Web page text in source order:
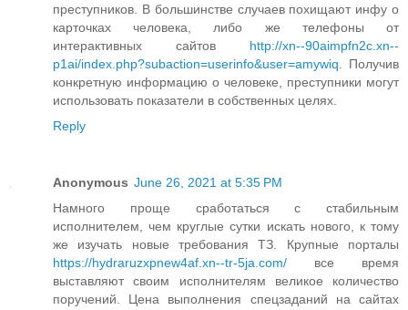
преступников. В большинстве случаев похищают инфу о
карточках человека, либо же телефоны от
интерактивных сайтов http://xn--90aimpfn2c.xn--
p1ai/index.php?subaction=userinfo&user=amywiq . Получив
конкретную информацию о человеке, преступники могут
использовать показатели в собственных целях.
Reply
Anonymous June 26, 2021 at 5:35 PM
Намного проще сработаться с стабильным
исполнителем, чем круглые сутки искать нового, к тому
же изучать новые требования ТЗ. Крупные порталы
https://hydraruzxpnew4af.xn--tr-5ja.com/ все время
выставляют своим исполнителям великое количество
поручений. Цена выполнения спецзаданий на сайтах